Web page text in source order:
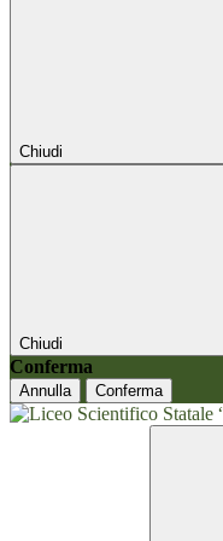
Chiudi
Chiudi
Conferma
Annulla Conferma